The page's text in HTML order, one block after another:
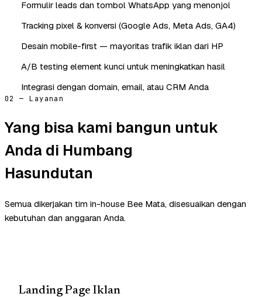
Formulir leads dan tombol WhatsApp yang menonjol
Tracking pixel & konversi (Google Ads, Meta Ads, GA4)
Desain mobile-first — mayoritas trafik iklan dari HP
A/B testing element kunci untuk meningkatkan hasil
Integrasi dengan domain, email, atau CRM Anda
02 — Layanan
Yang bisa kami bangun untuk
Anda di Humbang
Hasundutan
Semua dikerjakan tim in-house Bee Mata, disesuaikan dengan
kebutuhan dan anggaran Anda.
Landing Page Iklan